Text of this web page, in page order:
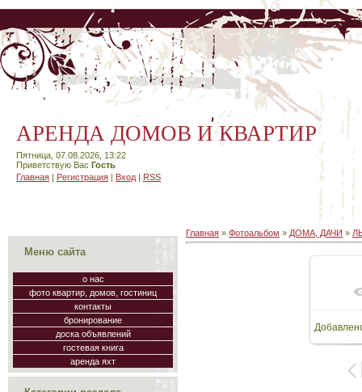
АРЕНДА ДОМОВ И КВАРТИР
Пятница, 07.08.2026, 13:22
Приветствую Вас Гость
Главная | Регистрация | Вход | RSS
Меню сайта
о нас
фото квартир, домов, гостиниц
контакты
бронирование
доска объявлений
гостевая книга
аренда яхт
Главная » Фотоальбом » ДОМА, ДАЧИ »